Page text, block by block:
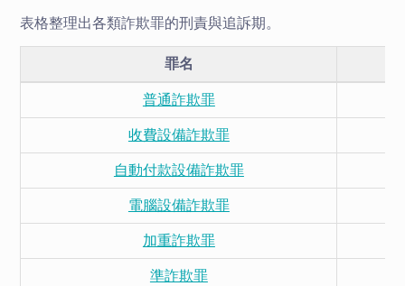
表格整理出各類詐欺罪的刑責與追訴期。
罪名
普通詐欺罪
收費設備詐欺罪
自動付款設備詐欺罪
電腦設備詐欺罪
加重詐欺罪
準詐欺罪